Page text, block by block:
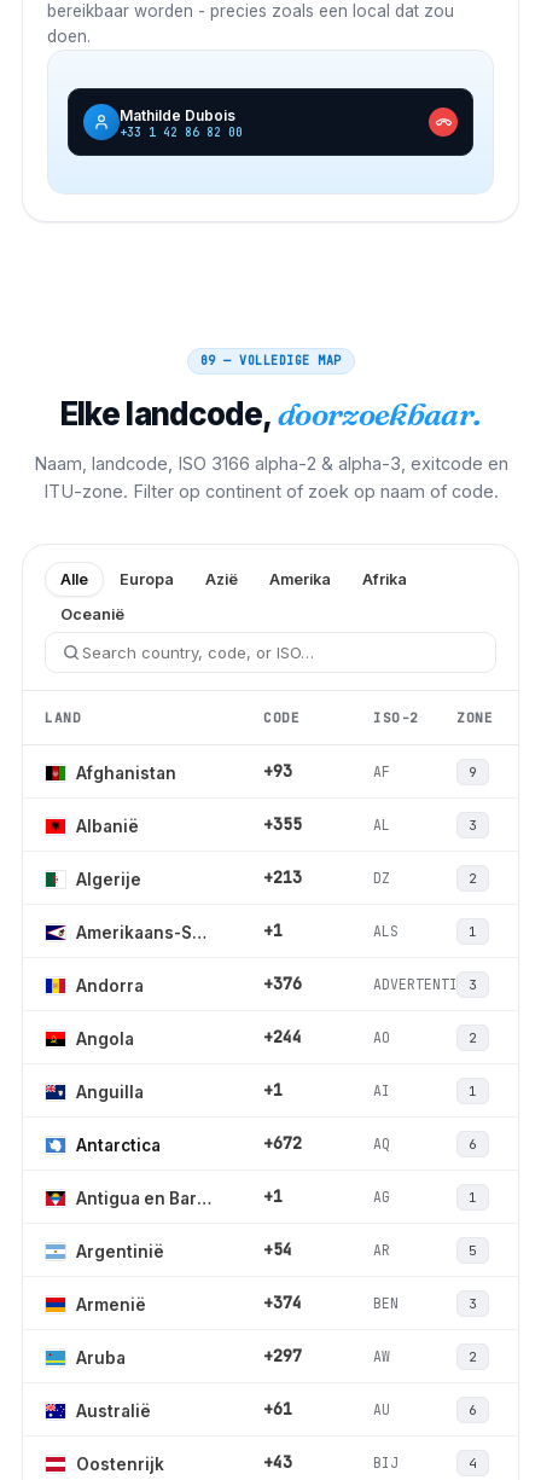
bereikbaar worden - precies zoals een local dat zou
doen.
Mathilde Dubois
+33 1 42 86 82 00
09 — VOLLEDIGE MAP
Elke landcode,doorzoekbaar.
Naam, landcode, ISO 3166 alpha-2 & alpha-3, exitcode en
ITU-zone. Filter op continent of zoek op naam of code.
Alle Europa Azië Amerika
Afrika
Oceanië
LAND CODE ISO-2 ZONE
Afghanistan +93 AF 9
Albanië +355 AL 3
Algerije +213 DZ 2
Amerikaans-Samoa +1 ALS 1
Andorra +376 ADVERTENTIE 3
Angola +244 AO 2
Anguilla +1 AI 1
Antarctica +672 AQ 6
Antigua en Barbuda +1 AG 1
Argentinië +54 AR 5
Armenië +374 BEN 3
Aruba +297 AW 2
Australië +61 AU 6
Oostenrijk +43 BIJ 4